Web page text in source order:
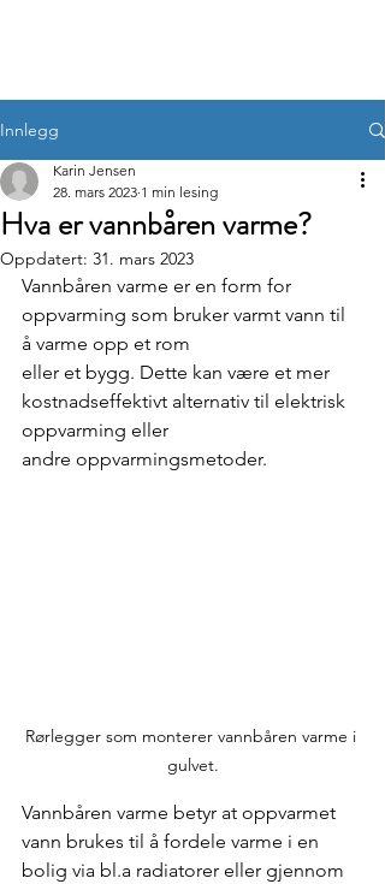
Innlegg
Hva er vannbåren varme?
Karin Jensen
28. mars 2023 1 min lesing
Oppdatert: 31. mars 2023
Vannbåren varme er en form for
oppvarming som bruker varmt vann til
å varme opp et rom
eller et bygg. Dette kan være et mer
kostnadseffektivt alternativ til elektrisk
oppvarming eller
andre oppvarmingsmetoder.
Rørlegger som monterer vannbåren varme i
gulvet.
Vannbåren varme betyr at oppvarmet
vann brukes til å fordele varme i en
bolig via bl.a radiatorer eller gjennom